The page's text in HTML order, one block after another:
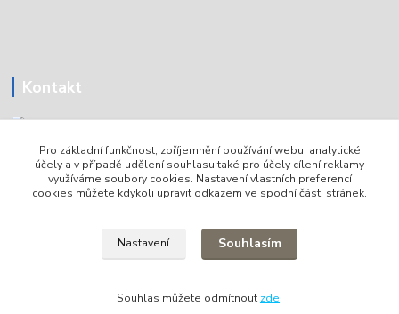
Kontakt
Tomáš Holoubek
+420736720979
Pro základní funkčnost, zpříjemnění používání webu, analytické
účely a v případě udělení souhlasu také pro účely cílení reklamy
využíváme soubory cookies. Nastavení vlastních preferencí
cookies můžete kdykoli upravit odkazem ve spodní části stránek.
Nastavení Souhlasím
Souhlas můžete odmítnout zde.